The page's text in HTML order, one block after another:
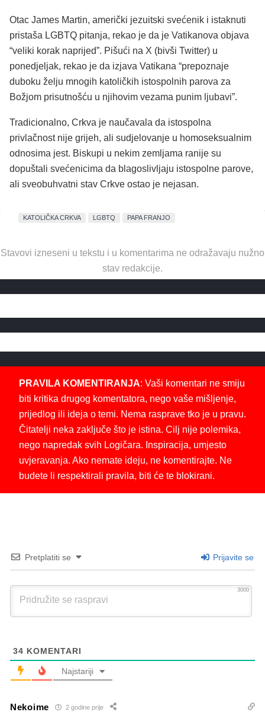
Otac James Martin, američki jezuitski svećenik i istaknuti
pristaša LGBTQ pitanja, rekao je da je Vatikanova objava
“veliki korak naprijed”. Pišući na X (bivši Twitter) u
ponedjeljak, rekao je da izjava Vatikana “prepoznaje
duboku želju mnogih katoličkih istospolnih parova za
Božjom prisutnošću u njihovim vezama punim ljubavi”.
Tradicionalno, Crkva je naučavala da istospolna
privlačnost nije grijeh, ali sudjelovanje u homoseksualnim
odnosima jest. Biskupi u nekim zemljama ranije su
dopuštali svećenicima da blagoslivljaju istospolne parove,
ali sveobuhvatni stav Crkve ostao je nejasan.
KATOLIČKA CRKVA LGBTQ PAPA FRANJO
Stavovi izneseni u tekstu i u komentarima ne odražavaju nužno
stav redakcije.
PRAVILA KOMENTIRANJA: Vaši komentari ne smiju
biti kritika drugog komentatora, nego vaše mišljenje,
prijedlog ili ideja o temi. Nema rasprave tko je u pravu.
Čitatelji neka zaključe što je istina. Cilj nije polemika,
nego napredak svih Logičara. Inspiracija, umjesto
uvjeravanja. Ako nemate ideju, ne komentirajte. Ne
budete li respektirali pravila, biti će te blokirani.
Pretplatiti se Prijavite se
3000
34 KOMENTARI
Najstariji
Nekoime 2 godine prije